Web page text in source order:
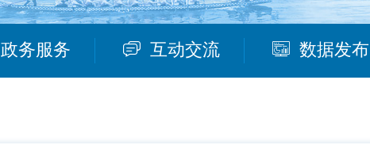
政务服务 互动交流 数据发布